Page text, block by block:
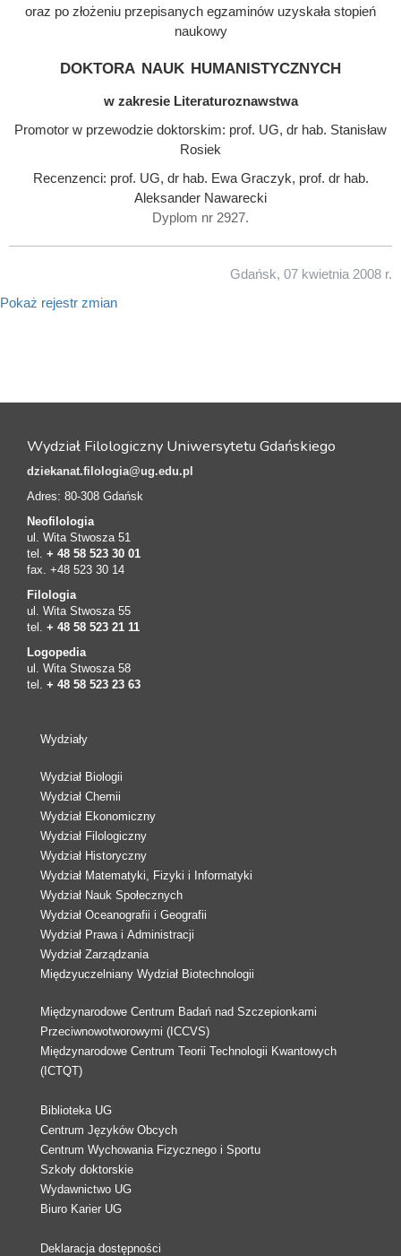
oraz po złożeniu przepisanych egzaminów uzyskała stopień
naukowy
doktora nauk humanistycznych
w zakresie Literaturoznawstwa
Promotor w przewodzie doktorskim: prof. UG, dr hab. Stanisław
Rosiek
Recenzenci: prof. UG, dr hab. Ewa Graczyk, prof. dr hab.
Aleksander Nawarecki
Dyplom nr 2927.
Gdańsk, 07 kwietnia 2008 r.
Pokaż rejestr zmian
Wydział Filologiczny Uniwersytetu Gdańskiego
dziekanat.filologia@ug.edu.pl
Adres: 80-308 Gdańsk
Neofilologia
ul. Wita Stwosza 51
tel. + 48 58 523 30 01
fax. +48 523 30 14
Filologia
ul. Wita Stwosza 55
tel. + 48 58 523 21 11
Logopedia
ul. Wita Stwosza 58
tel. + 48 58 523 23 63
Wydziały
Wydział Biologii
Wydział Chemii
Wydział Ekonomiczny
Wydział Filologiczny
Wydział Historyczny
Wydział Matematyki, Fizyki i Informatyki
Wydział Nauk Społecznych
Wydział Oceanografii i Geografii
Wydział Prawa i Administracji
Wydział Zarządzania
Międzyuczelniany Wydział Biotechnologii
Międzynarodowe Centrum Badań nad Szczepionkami
Przeciwnowotworowymi (ICCVS)
Międzynarodowe Centrum Teorii Technologii Kwantowych
(ICTQT)
Biblioteka UG
Centrum Języków Obcych
Centrum Wychowania Fizycznego i Sportu
Szkoły doktorskie
Wydawnictwo UG
Biuro Karier UG
Deklaracja dostępności